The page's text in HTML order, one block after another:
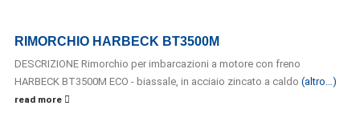
RIMORCHIO HARBECK BT3500M
DESCRIZIONE Rimorchio per imbarcazioni a motore con freno
HARBECK BT3500M ECO - biassale, in acciaio zincato a caldo (altro…)
read more